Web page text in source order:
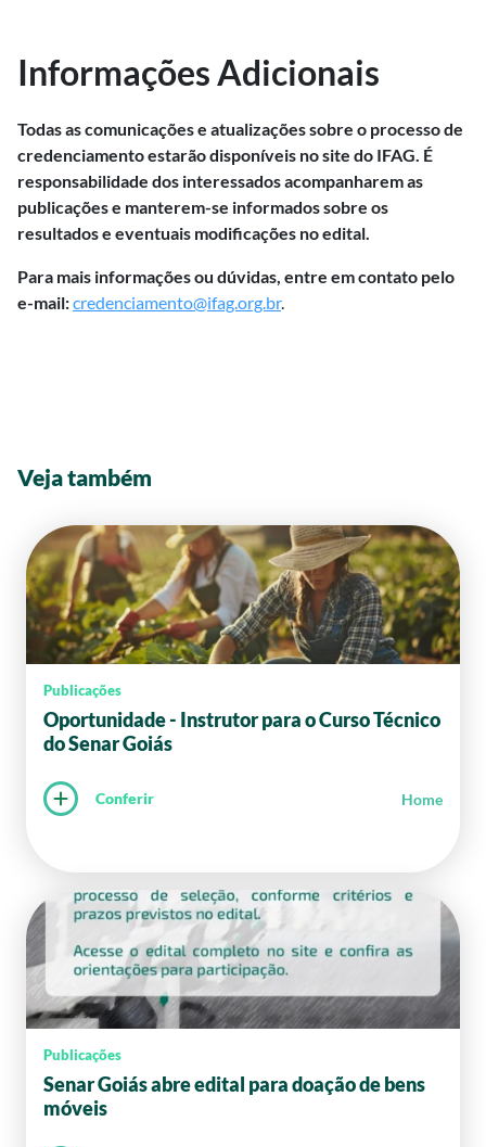
Informações Adicionais
Todas as comunicações e atualizações sobre o processo de
credenciamento estarão disponíveis no site do IFAG. É
responsabilidade dos interessados acompanharem as
publicações e manterem-se informados sobre os
resultados e eventuais modificações no edital.
Para mais informações ou dúvidas, entre em contato pelo
e-mail:credenciamento@ifag.org.br.
Veja também
Publicações
Oportunidade - Instrutor para o Curso Técnico
do Senar Goiás
Conferir Home
Publicações
Senar Goiás abre edital para doação de bens
móveis